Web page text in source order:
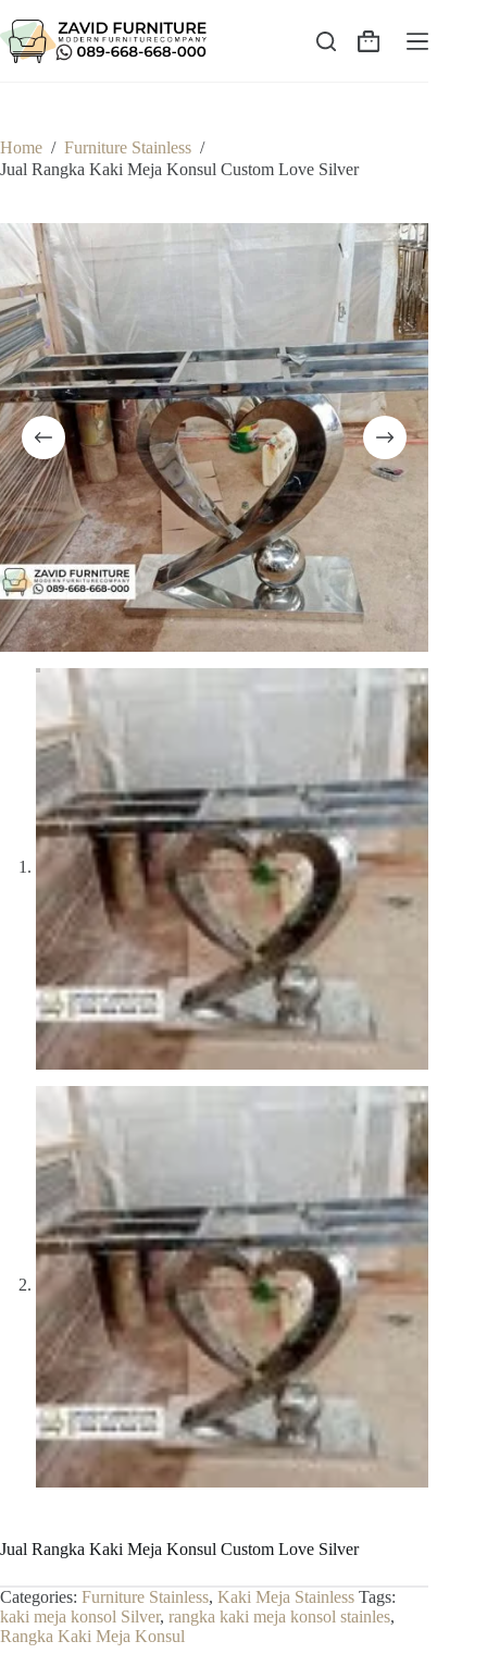
to
content
Shopping
Home / Furniture Stainless /
Jual Rangka Kaki Meja Konsul Custom Love Silver
Jual Rangka Kaki Meja Konsul Custom Love Silver
Categories: Furniture Stainless, Kaki Meja Stainless Tags:
kaki meja konsol Silver, rangka kaki meja konsol stainles,
Rangka Kaki Meja Konsul